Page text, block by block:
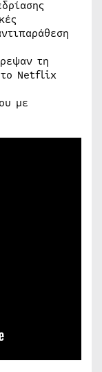
τη
το Netflix
με